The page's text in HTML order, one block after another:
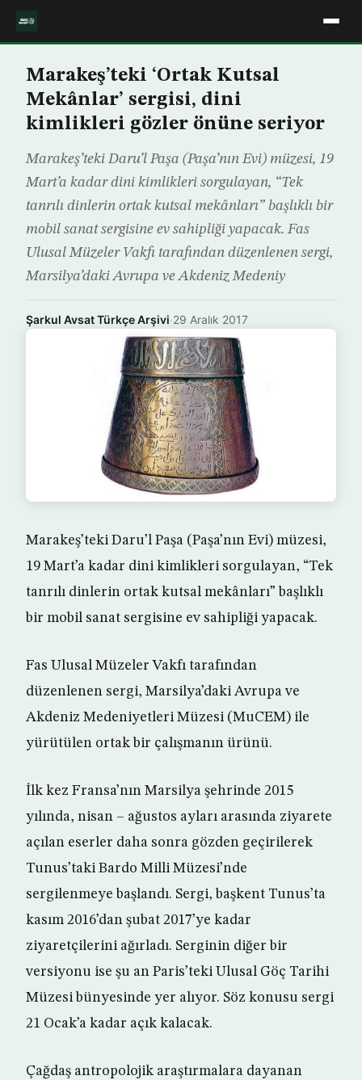
Marakeş’teki ‘Ortak Kutsal
Mekânlar’ sergisi, dini
kimlikleri gözler önüne seriyor
Marakeş’teki Daru’l Paşa (Paşa’nın Evi) müzesi, 19
Mart’a kadar dini kimlikleri sorgulayan, “Tek
tanrılı dinlerin ortak kutsal mekânları” başlıklı bir
mobil sanat sergisine ev sahipliği yapacak. Fas
Ulusal Müzeler Vakfı tarafından düzenlenen sergi,
Marsilya’daki Avrupa ve Akdeniz Medeniy
Şarkul Avsat Türkçe Arşivi·29 Aralık 2017
Marakeş’teki Daru’l Paşa (Paşa’nın Evi) müzesi,
19 Mart’a kadar dini kimlikleri sorgulayan, “Tek
tanrılı dinlerin ortak kutsal mekânları” başlıklı
bir mobil sanat sergisine ev sahipliği yapacak.
Fas Ulusal Müzeler Vakfı tarafından
düzenlenen sergi, Marsilya’daki Avrupa ve
Akdeniz Medeniyetleri Müzesi (MuCEM) ile
yürütülen ortak bir çalışmanın ürünü.
İlk kez Fransa’nın Marsilya şehrinde 2015
yılında, nisan – ağustos ayları arasında ziyarete
açılan eserler daha sonra gözden geçirilerek
Tunus’taki Bardo Milli Müzesi’nde
sergilenmeye başlandı. Sergi, başkent Tunus’ta
kasım 2016’dan şubat 2017’ye kadar
ziyaretçilerini ağırladı. Serginin diğer bir
versiyonu ise şu an Paris’teki Ulusal Göç Tarihi
Müzesi bünyesinde yer alıyor. Söz konusu sergi
21 Ocak’a kadar açık kalacak.
Çağdaş antropolojik araştırmalara dayanan